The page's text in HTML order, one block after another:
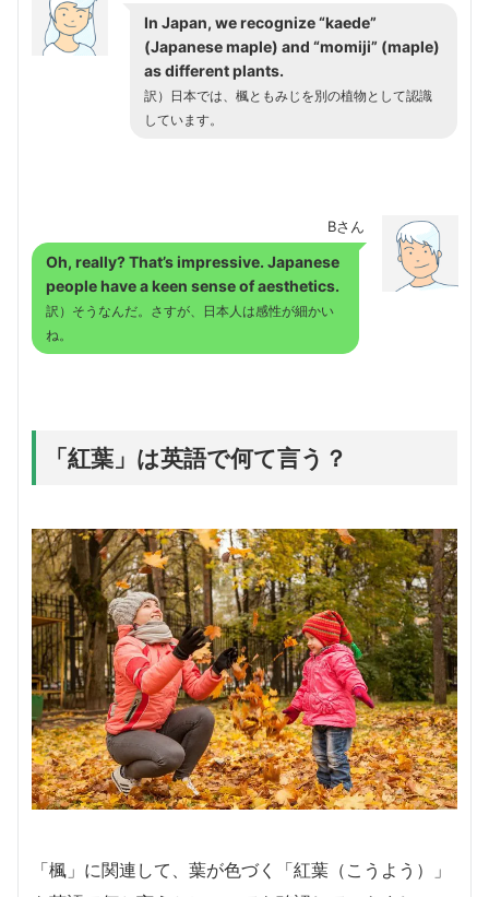
In Japan, we recognize “kaede”
(Japanese maple) and “momiji” (maple)
as different plants.
訳）日本では、楓ともみじを別の植物として認識
しています。
Bさん
Oh, really? That’s impressive. Japanese
people have a keen sense of aesthetics.
訳）そうなんだ。さすが、日本人は感性が細かい
ね。
「紅葉」は英語で何て言う？
「楓」に関連して、葉が色づく「紅葉（こうよう）」